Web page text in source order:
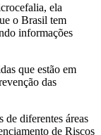
ela
o Brasil tem
informações
que estão em
das
de diferentes áreas
de Riscos